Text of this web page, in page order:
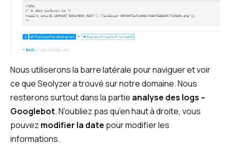
Nous utiliserons la barre latérale pour naviguer et voir
ce que Seolyzer a trouvé sur notre domaine. Nous
resterons surtout dans la partie analyse des logs –
Googlebot. N’oubliez pas qu’en haut à droite, vous
pouvez modifier la date pour modifier les
informations.